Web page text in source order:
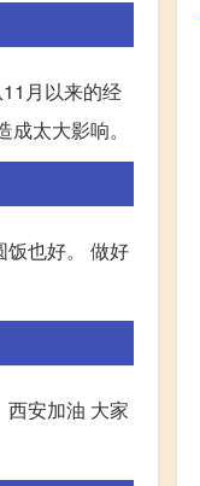
月以来的经
太大影响。
饭也好。 做好
安加油 大家